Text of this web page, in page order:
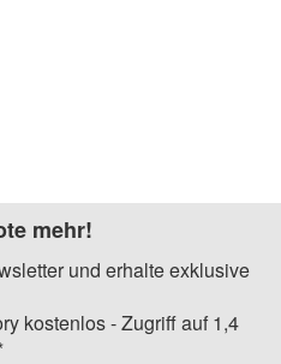
mehr!
und erhalte exklusive
kostenlos - Zugriff auf 1,4